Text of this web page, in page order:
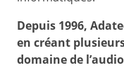
Depuis 1996,
en créant
domaine de